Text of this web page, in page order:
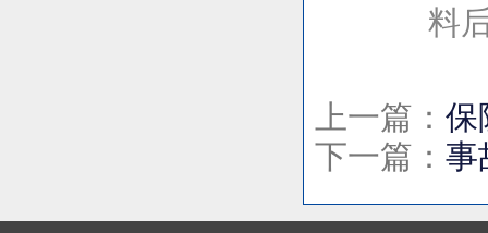
料后
上一篇： 保
下一篇： 事